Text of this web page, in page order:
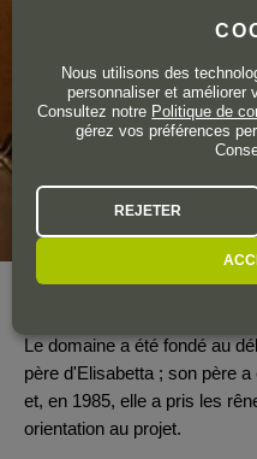
Le domaine a été fondé au
père d'Elisabetta ; son père
et, en 1985, elle a pris les
orientation au projet.
Nous utilisons des
personnaliser et améliorer
Consultez notre Politique de
gérez vos préférences
REJETER